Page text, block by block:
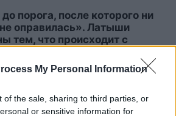
My Personal Information
of the sale, sharing to third parties, or
or sensitive information for
порога, после которого ни
оправилась». Латыши
тем, что происходит с
мозгами, чтобы
эрудицию